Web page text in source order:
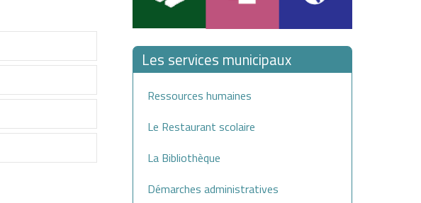
reçus (biens
conventions
survivant du
:
Les services municipaux
Ressources humaines
Le Restaurant scolaire
La Bibliothèque
Démarches administratives